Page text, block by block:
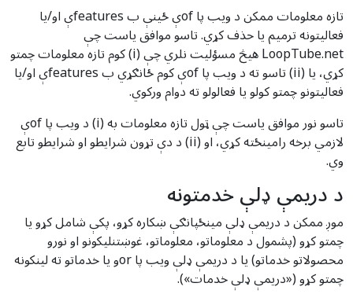
تازه معلومات ممکن د ویب پا ofې ځینې ب featuresې او/یا
فعالیتونه ترمیم یا حذف کړي. تاسو موافق یاست چې
LoopTube.net هیڅ مسؤلیت نلري چې (i) کوم تازه معلومات چمتو
کړي، یا (ii) تاسو ته د ویب پا ofې کوم ځانګړي ب featuresې او/یا
فعالیتونو چمتو کولو یا فعالولو ته دوام ورکوي.
تاسو نور موافق یاست چې ټول تازه معلومات به (i) د ویب پا ofې
لازمي برخه رامینځته کړي، او (ii) د دې تړون شرایطو او شرایطو تابع
وي.
د دریمې ډلې خدمتونه
موږ ممکن د دریمې ډلې مینځپانګې ښکاره کړو، پکې شامل کړو یا
چمتو کړو (پشمول د معلوماتو، معلوماتو، غوښتنلیکونو او نورو
محصولاتو خدماتو) یا د دریمې ډلې ویب پا orو یا خدماتو ته لینکونه
چمتو کړو («دریمې ډلې خدمات»).